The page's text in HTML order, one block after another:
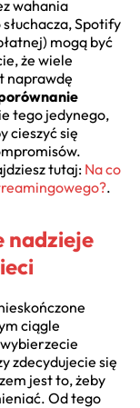
wahania
Spotify
mogą być
że wiele
naprawdę
tego jedynego,
cieszyć się
tutaj: Na co
.
nadzieje
ciągle
zdecydujecie się
jest to, żeby
Od tego